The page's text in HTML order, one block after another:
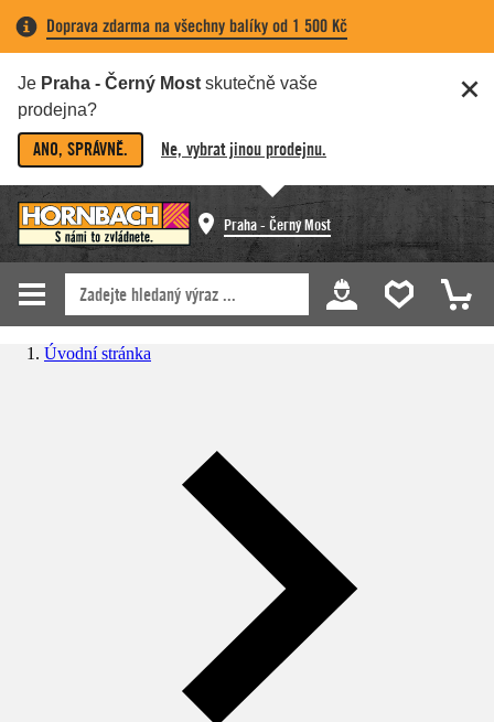
Doprava zdarma na všechny balíky od 1 500 Kč
Je Praha - Černý Most skutečně vaše
prodejna?
ANO, SPRÁVNĚ. Ne, vybrat jinou prodejnu.
Praha - Černý Most
Úvodní stránka